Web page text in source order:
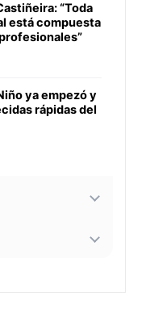
“Toda
está compuesta
ya empezó y
rápidas del
terreno en